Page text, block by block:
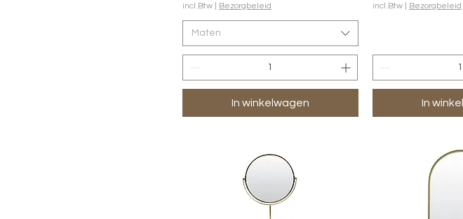
incl.Btw Bezorgbeleid
Maten
In winkelwagen
incl.Btw Bezorgbeleid
In